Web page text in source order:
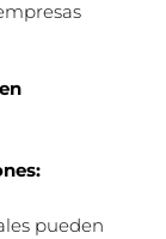
pueden